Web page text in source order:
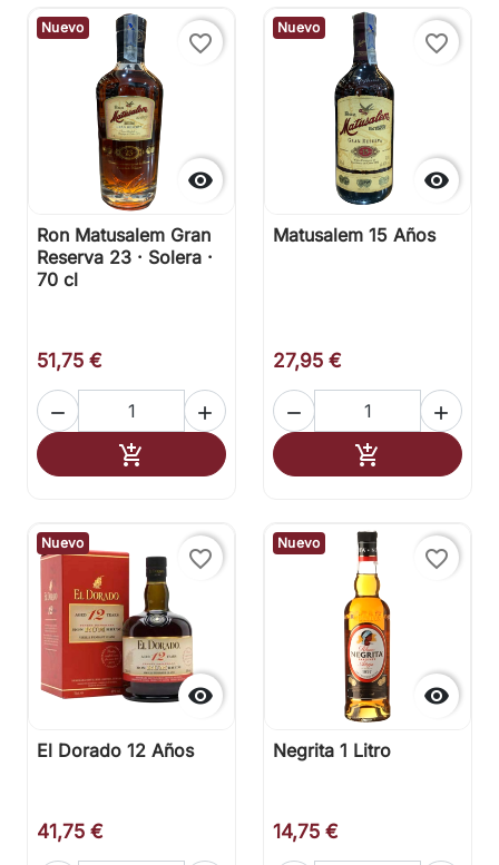
Nuevo

favorite_border
Ron Matusalem Gran
Reserva 23 · Solera ·
70 cl
51,75 €
 
 Añadir al carrito
Nuevo

favorite_border
Matusalem 15 Años
27,95 €
 
 Añadir al
Nuevo

favorite_border
El Dorado 12 Años
41,75 €
Nuevo

favorite_border
Negrita 1 Litro
14,75 €